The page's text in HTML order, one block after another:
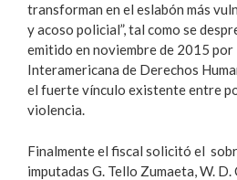
transforman en el eslabón más
y acoso policial”, tal como se
emitido en noviembre de 2015 por
Interamericana de Derechos
el fuerte vínculo existente entre
violencia.
Finalmente el fiscal solicitó el
imputadas G. Tello Zumaeta, W.